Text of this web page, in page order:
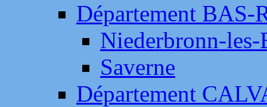
Département BAS-
Niederbronn-
Saverne
Département